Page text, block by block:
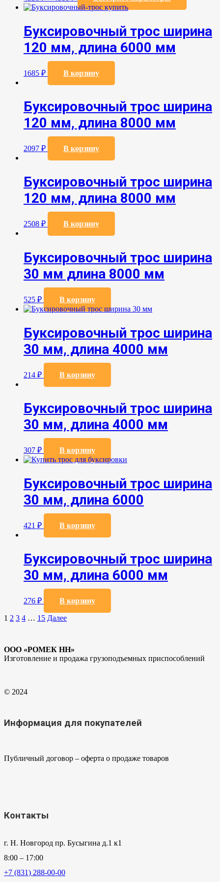
вариаций.
Опции
Буксировочный трос ширина
120 мм, длина 6000 мм
1685 ₽ В корзину
Буксировочный трос ширина
120 мм, длина 8000 мм
2097 ₽ В корзину
Буксировочный трос ширина
120 мм, длина 8000 мм
2508 ₽ В корзину
Буксировочный трос ширина
30 мм длина 8000 мм
525 ₽ В корзину
Буксировочный трос ширина
30 мм, длина 4000 мм
214 ₽ В корзину
Буксировочный трос ширина
30 мм, длина 4000 мм
307 ₽ В корзину
Буксировочный трос ширина
30 мм, длина 6000
421 ₽ В корзину
Буксировочный трос ширина
30 мм, длина 6000 мм
276 ₽ В корзину
Пагинация
1 2 3 4 … 15 Далее
ООО «РОМЕК НН»
Изготовление и продажа грузоподъемных приспособлений
© 2024
Информация для покупателей
Публичный договор – оферта о продаже товаров
Контакты
г. Н. Новгород пр. Бусыгина д.1 к1
8:00 – 17:00
+7 (831) 288-00-00